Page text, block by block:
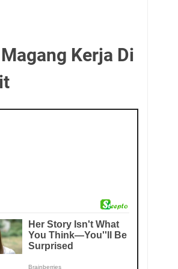
Kerja Di